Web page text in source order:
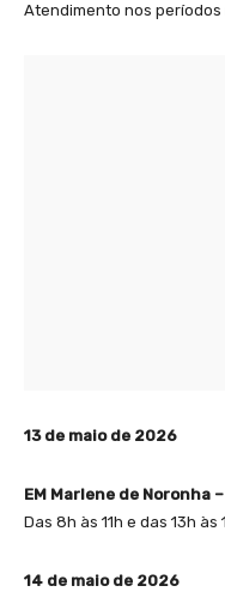
Atendimento nos
13 de maio de 2026
EM Marlene de Noronha
Das 8h às 11h e das 13h às
14 de maio de 2026